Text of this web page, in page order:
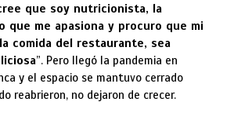
que soy nutricionista, la
que me apasiona y procuro que mi
comida del restaurante, sea
”. Pero llegó la pandemia en
y el espacio se mantuvo cerrado
reabrieron, no dejaron de crecer.